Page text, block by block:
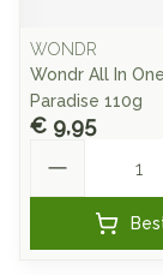
WONDR
Wondr All In
Paradise 110g
€ 9,95